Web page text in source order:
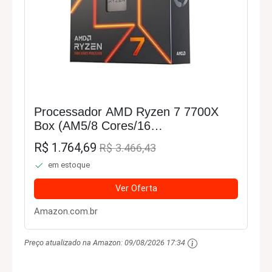
Processador AMD Ryzen 7 7700X
Box (AM5/8 Cores/16
Threads/5.4GHz/40MB
Cache/Radeon Graphics) Com
Vídeo/Sem Cooler
R$ 1.764,69R$ 3.466,43
em estoque
Ver Oferta
Amazon.com.br
Preço atualizado na Amazon: 09/08/2026 17:34